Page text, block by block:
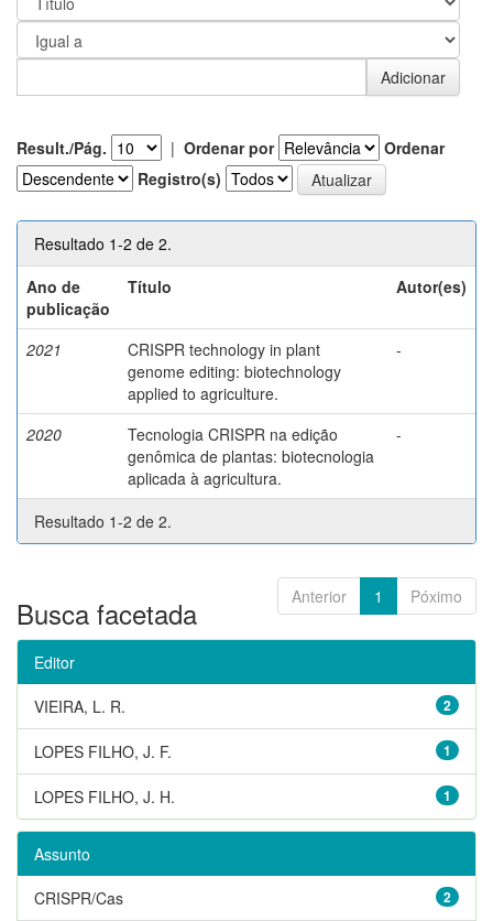
Result./Pág. | Ordenar por
Ordenar
Registro(s)
Resultado 1-2 de 2.
Ano de
publicação
Título Autor(es)
2021
CRISPR technology in plant
genome editing: biotechnology
applied to agriculture.
-
2020
Tecnologia CRISPR na edição
genômica de plantas: biotecnologia
aplicada à agricultura.
-
Resultado 1-2 de 2.
Anterior 1 Póximo
Busca facetada
Editor
2
VIEIRA, L. R.
1
LOPES FILHO, J. F.
1
LOPES FILHO, J. H.
Assunto
2
CRISPR/Cas